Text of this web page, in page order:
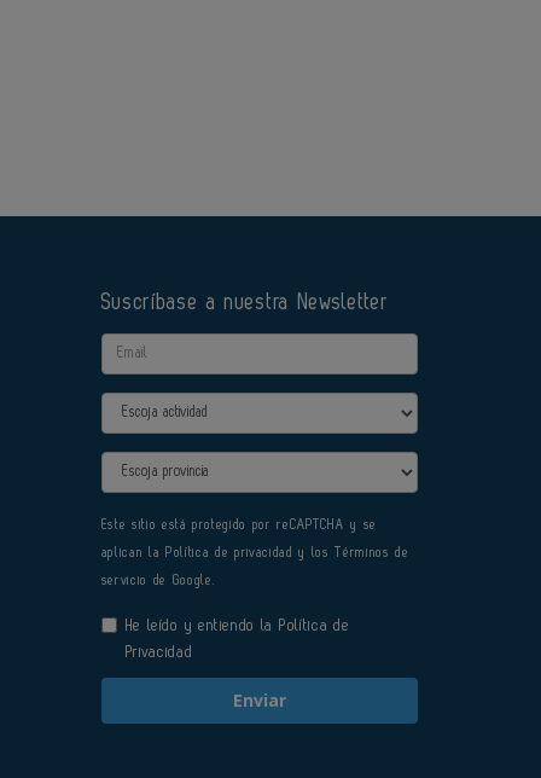
Suscríbase a nuestra Newsletter
Email
Actividad
Provincia
Este sitio está protegido por reCAPTCHA y se
aplican la Política de privacidad y los Términos de
servicio de Google.
He leído y entiendo la Política de
Privacidad
Enviar